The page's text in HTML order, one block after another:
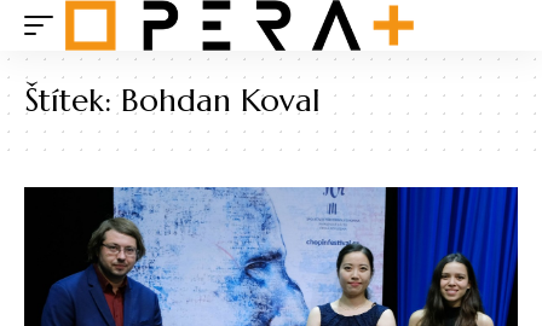
Štítek:Bohdan Koval